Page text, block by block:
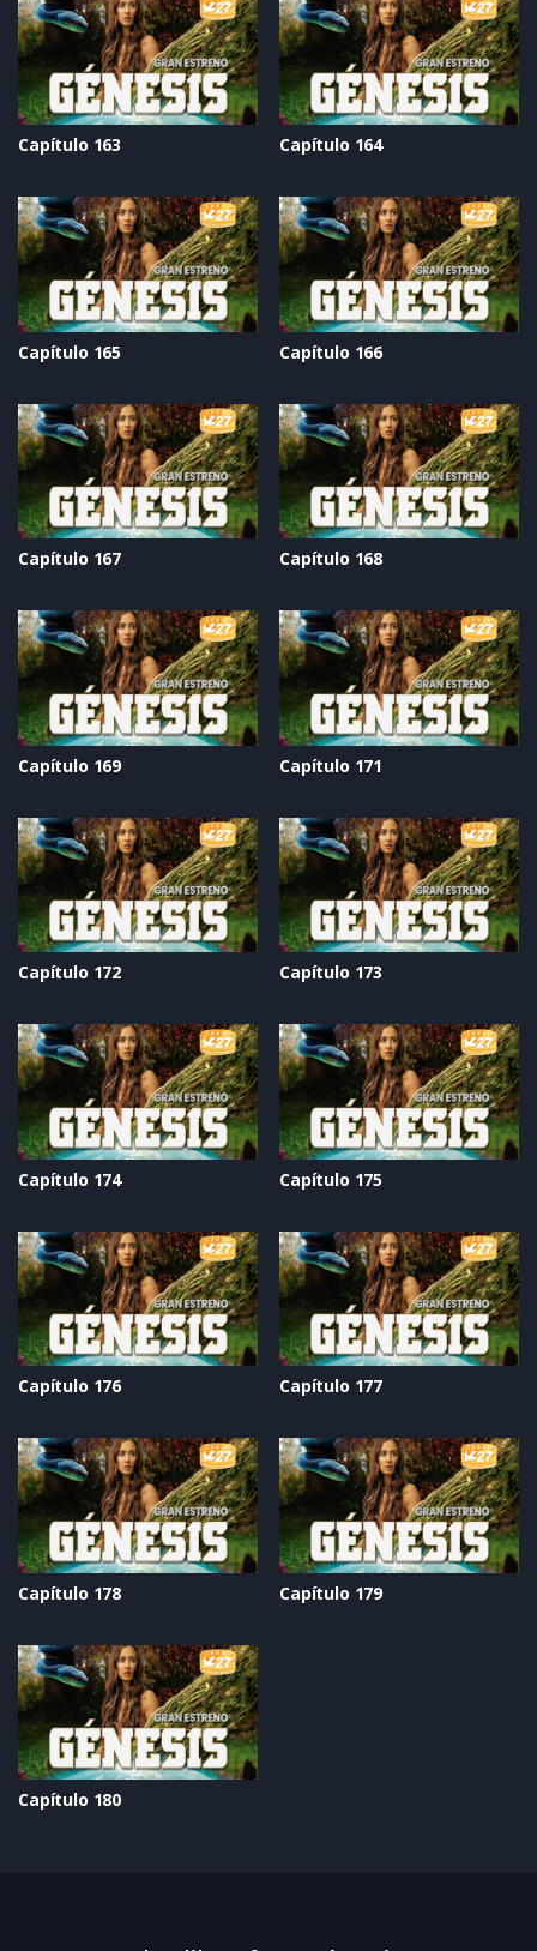
Capítulo 163 Capítulo 164
Capítulo 165 Capítulo 166
Capítulo 167 Capítulo 168
Capítulo 169 Capítulo 171
Capítulo 172 Capítulo 173
Capítulo 174 Capítulo 175
Capítulo 176 Capítulo 177
Capítulo 178 Capítulo 179
Capítulo 180